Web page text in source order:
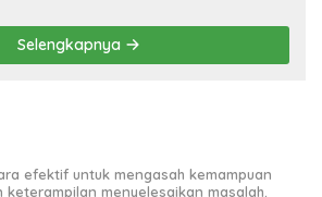
Selengkapnya
efektif untuk mengasah kemampuan
menyelesaikan masalah.